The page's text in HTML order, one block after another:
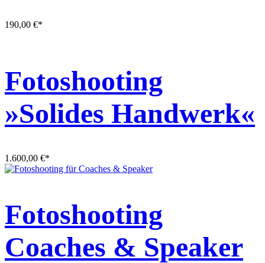
190,00 €*
Fotoshooting
»Solides Handwerk«
1.600,00 €*
Fotoshooting
Coaches & Speaker